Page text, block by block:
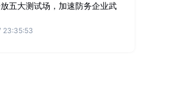
五大测试场，加速防务企业武
23:35:53